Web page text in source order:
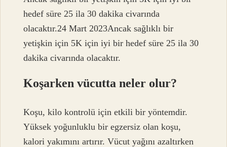
hedef süre 25 ila 30 dakika civarında
olacaktır.24 Mart 2023Ancak sağlıklı bir
yetişkin için 5K için iyi bir hedef süre 25 ila 30
dakika civarında olacaktır.
Koşarken vücutta neler olur?
Koşu, kilo kontrolü için etkili bir yöntemdir.
Yüksek yoğunluklu bir egzersiz olan koşu,
kalori yakımını artırır. Vücut yağını azaltırken